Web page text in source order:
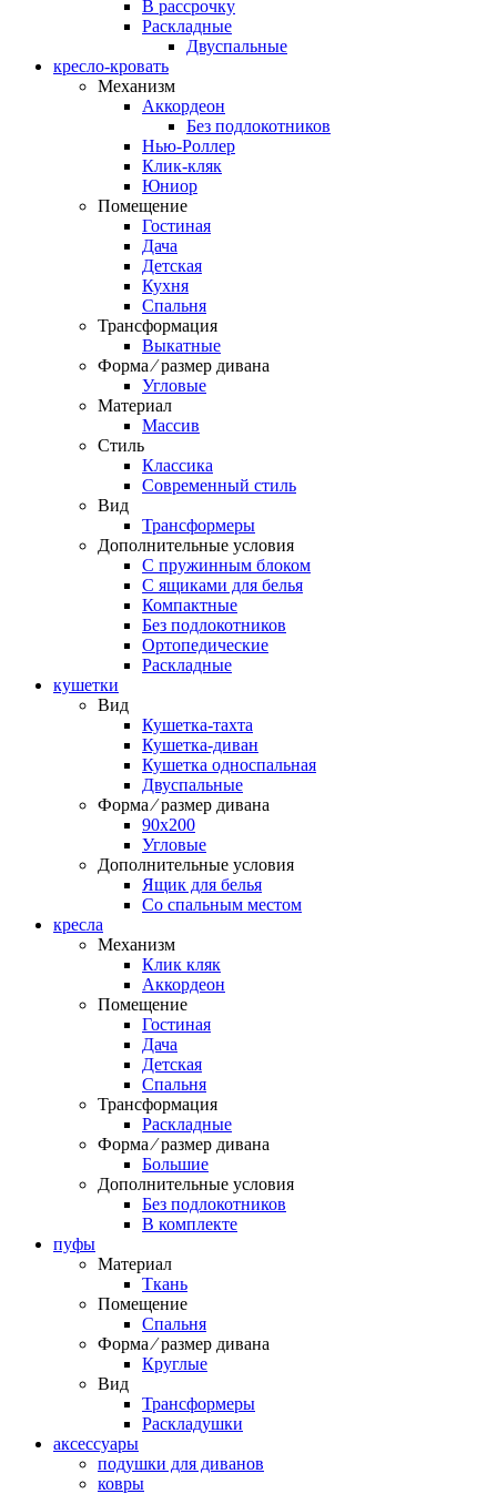
В рассрочку
Раскладные
Двуспальные
кресло-кровать
Механизм
Аккордеон
Без подлокотников
Нью-Роллер
Клик-кляк
Юниор
Помещение
Гостиная
Дача
Детская
Кухня
Спальня
Трансформация
Выкатные
Форма ⁄ размер дивана
Угловые
Материал
Массив
Стиль
Классика
Современный стиль
Вид
Трансформеры
Дополнительные условия
С пружинным блоком
С ящиками для белья
Компактные
Без подлокотников
Ортопедические
Раскладные
кушетки
Вид
Кушетка-тахта
Кушетка-диван
Кушетка односпальная
Двуспальные
Форма ⁄ размер дивана
90х200
Угловые
Дополнительные условия
Ящик для белья
Со спальным местом
кресла
Механизм
Клик кляк
Аккордеон
Помещение
Гостиная
Дача
Детская
Спальня
Трансформация
Раскладные
Форма ⁄ размер дивана
Большие
Дополнительные условия
Без подлокотников
В комплекте
пуфы
Материал
Ткань
Помещение
Спальня
Форма ⁄ размер дивана
Круглые
Вид
Трансформеры
Раскладушки
аксессуары
подушки для диванов
ковры